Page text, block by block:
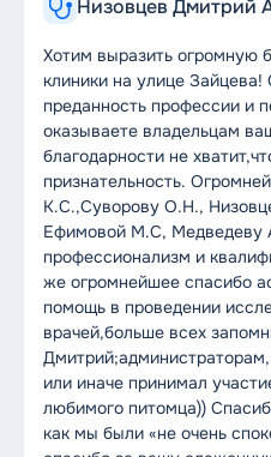
Низовцев Дмитрий
Хотим выразить огромную
клиники на улице
преданность профессии и
оказываете владельцам
благодарности не
признательность.
К.С.,Суворову О.Н.,
Ефимовой М.С, Медведеву
профессионализм и
же огромнейшее спасибо
помощь в проведении
врачей,больше всех
или иначе принимал
любимого питомца))
как мы были «не очень